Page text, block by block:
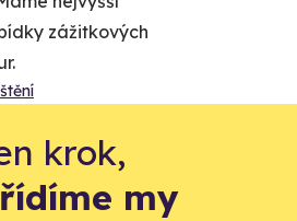
zážitkových
krok,
my